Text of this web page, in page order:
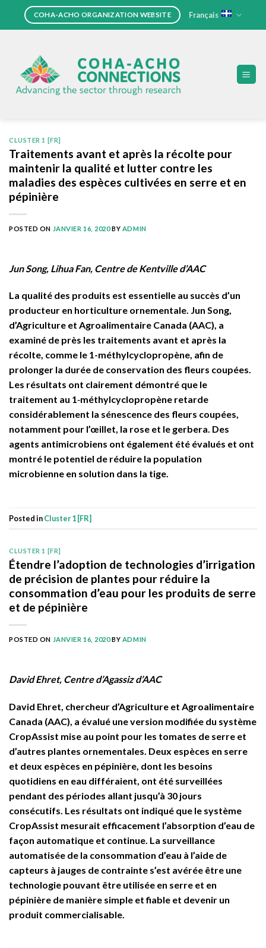
COHA-ACHO ORGANIZATION WEBSITE Français
CLUSTER 1 [FR]
Traitements avant et après la récolte pour
maintenir la qualité et lutter contre les
maladies des espèces cultivées en serre et en
pépinière
POSTED ON JANVIER 16, 2020BY ADMIN
Jun Song, Lihua Fan, Centre de Kentville d’AAC
La qualité des produits est essentielle au succès d’un
producteur en horticulture ornementale. Jun Song,
d’Agriculture et Agroalimentaire Canada (AAC), a
examiné de près les traitements avant et après la
récolte, comme le 1-méthylcyclopropène, afin de
prolonger la durée de conservation des fleurs coupées.
Les résultats ont clairement démontré que le
traitement au 1‑méthylcyclopropène retarde
considérablement la sénescence des fleurs coupées,
notamment pour l’œillet, la rose et le gerbera. Des
agents antimicrobiens ont également été évalués et ont
montré le potentiel de réduire la population
microbienne en solution dans la tige.
Posted inCluster 1 [FR]
CLUSTER 1 [FR]
Étendre l’adoption de technologies d’irrigation
de précision de plantes pour réduire la
consommation d’eau pour les produits de serre
et de pépinière
POSTED ON JANVIER 16, 2020BY ADMIN
David Ehret, Centre d’Agassiz d’AAC
David Ehret, chercheur d’Agriculture et Agroalimentaire
Canada (AAC), a évalué une version modifiée du système
CropAssist mise au point pour les tomates de serre et
d’autres plantes ornementales. Deux espèces en serre
et deux espèces en pépinière, dont les besoins
quotidiens en eau différaient, ont été surveillées
pendant des périodes allant jusqu’à 30 jours
consécutifs. Les résultats ont indiqué que le système
CropAssist mesurait efficacement l’absorption d’eau de
façon automatique et continue. La surveillance
automatisée de la consommation d’eau à l’aide de
capteurs à jauges de contrainte s’est avérée être une
technologie pouvant être utilisée en serre et en
pépinière de manière simple et fiable et devenir un
produit commercialisable.